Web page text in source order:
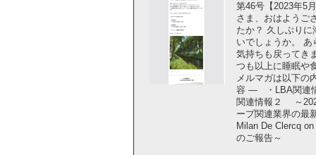
第46号【2023年5
さま、おはようご
たか？ 久しぶり
いでしょうか。
気持ちも戻ってき
つも以上に睡眠や
メルマガは以下の
容 ― ・LBA関連
関連情報２ ～
ープ関連業界の最
Milan De Clercq
のご報告～